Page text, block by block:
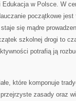
i Edukacja w Polsce. W
początkowe jest
się mądre
szkolnej drogi to
potrafią ją
które komponuje
zasady oraz